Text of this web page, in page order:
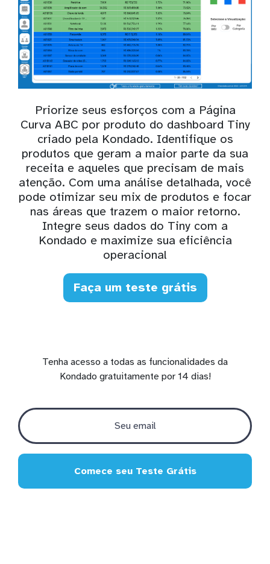
Priorize seus esforços com a Página
Curva ABC por produto do dashboard Tiny
criado pela Kondado. Identifique os
produtos que geram a maior parte da sua
receita e aqueles que precisam de mais
atenção. Com uma análise detalhada, você
pode otimizar seu mix de produtos e focar
nas áreas que trazem o maior retorno.
Integre seus dados do Tiny com a
Kondado e maximize sua eficiência
operacional
Faça um teste grátis
Tenha acesso a todas as funcionalidades da
Kondado gratuitamente por 14 dias!
Comece seu Teste Grátis